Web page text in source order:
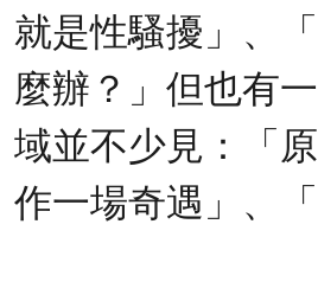
就是性騷擾」、
麼辦？」但也有
域並不少見：「
作一場奇遇」、